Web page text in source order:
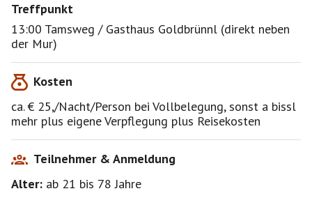
Sessellift/Gondelbahn, ....
Wir können spazieren gehen, wandern auf Wegen nicht
in Google Maps, die Gipfel von Gumma (2.315m) und
Kreuzhöhe (2.566m) erklimmen, entspannen und
fahren (Museen, Kirchen, Burgen, ....), das "Stille-Nacht-
Museum" und die Basilika in Mariapfarr besuchen, am
Bauernmarkt was Xundes einkaufen, oder was Euch
sonst noch gerade einfällt. Merke: es gibt nur 1
Schrankenschlüssel! Die Forststraße wurde 2025 neu
geschottert, also für normale PKW geeignet.
Gesunde Kost bereiten wir uns selbst zu, mal sehen ob
Treffpunkt
13:00 Tamsweg / Gasthaus Goldbrünnl (direkt neben
der Mur)
Kosten
ca. € 25,/Nacht/Person bei Vollbelegung, sonst a bissl
mehr plus eigene Verpflegung plus Reisekosten
Teilnehmer & Anmeldung
Alter: ab 21 bis 78Jahre